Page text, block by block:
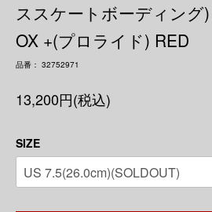
ススケートボーディング
OX +(プロライド) RED
品番： 32752971
13,200円(税込)
SIZE